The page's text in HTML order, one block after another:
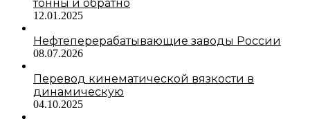
тонны и обратно
12.01.2025
Нефтеперерабатывающие заводы России
08.07.2026
Перевод кинематической вязкости в
динамическую
04.10.2025